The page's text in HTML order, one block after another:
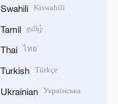
Swahili Kiswahili
Tamil தமிழ்
Thai ไทย
Turkish Türkçe
Ukrainian Українська